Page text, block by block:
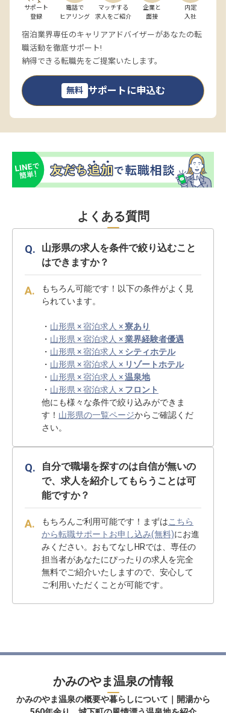
サポート
登録
電話で
ヒアリング
マッチする
求人をご紹介
企業と
面接
内定
入社
宿泊業界専任のキャリアアドバイザーがあなたの転
職活動を徹底サポート!
納得できる転職先をご提案いたします。
無料 サポートに申込む
よくある質問
山形県の求人を条件で絞り込むこと
はできますか？
もちろん可能です！以下の条件がよく見
られています。
・ 山形県 × 宿泊求人 ×寮あり
・ 山形県 × 宿泊求人 ×業界経験者優遇
・ 山形県 × 宿泊求人 × シティホテル
・ 山形県 × 宿泊求人 × リゾートホテル
・ 山形県 × 宿泊求人 ×温泉地
・ 山形県 × 宿泊求人 × フロント
他にも様々な条件で絞り込みができま
す！ 山形県の一覧ページからご確認くだ
さい。
自分で職場を探すのは自信が無いの
で、求人を紹介してもらうことは可
能ですか？
もちろんご利用可能です！まずはこちら
から転職サポートお申し込み(無料)にお進
みください。おもてなしHRでは、専任の
担当者があなたにぴったりの求人を完全
無料でご紹介いたしますので、安心して
ご利用いただくことが可能です。
かみのやま温泉の情報
かみのやま温泉の概要や暮らしについて｜開湯から